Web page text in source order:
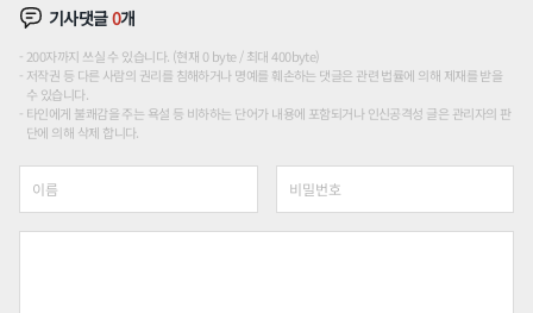
기사댓글0개
200자까지 쓰실 수 있습니다. (현재 0 byte / 최대 400byte)
저작권 등 다른 사람의 권리를 침해하거나 명예를 훼손하는 댓글은 관련 법률에 의해 제재를 받을
수 있습니다.
타인에게 불쾌감을 주는 욕설 등 비하하는 단어가 내용에 포함되거나 인신공격성 글은 관리자의 판
단에 의해 삭제 합니다.